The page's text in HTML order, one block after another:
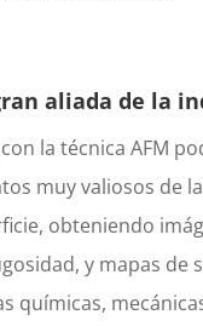
aliada de la
la técnica AFM
muy valiosos de
obteniendo
y mapas de
químicas,